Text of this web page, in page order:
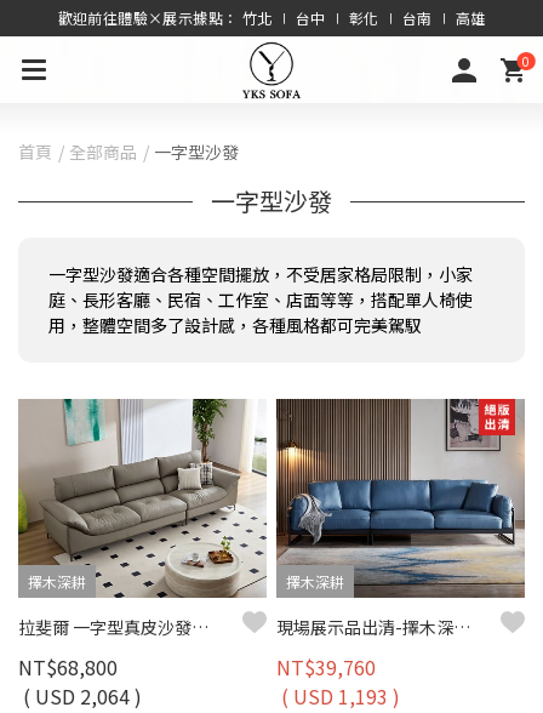
歡迎前往體驗×展示據點： 竹北 ∣ 台中 ∣ 彰化 ∣ 台南 ∣ 高雄
0
首頁 全部商品 一字型沙發
一字型沙發
一字型沙發適合各種空間擺放，不受居家格局限制，小家
庭、長形客廳、民宿、工作室、店面等等，搭配單人椅使
用，整體空間多了設計感，各種風格都可完美駕馭
擇木深耕
拉斐爾 一字型真皮沙發｜歐洲頭層牛皮 × 羽絨＋高密度彈力坐墊 × 十年骨架保固 – 擇木深耕系列
NT$68,800
( USD 2,064 )
擇木深耕
現場展示品出清-擇木深耕-諾斯四人座真皮沙發
NT$39,760
( USD 1,193 )